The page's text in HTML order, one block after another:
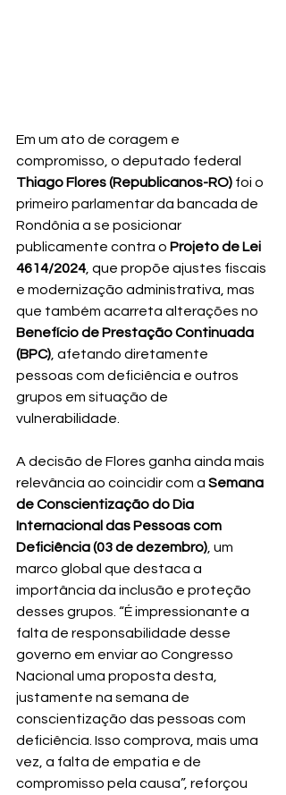
Em um ato de coragem e
compromisso, o deputado federal
Thiago Flores (Republicanos-RO) foi o
primeiro parlamentar da bancada de
Rondônia a se posicionar
publicamente contra o Projeto de Lei
4614/2024, que propõe ajustes fiscais
e modernização administrativa, mas
que também acarreta alterações no
Benefício de Prestação Continuada
(BPC), afetando diretamente
pessoas com deficiência e outros
grupos em situação de
vulnerabilidade.
A decisão de Flores ganha ainda mais
relevância ao coincidir com a Semana
de Conscientização do Dia
Internacional das Pessoas com
Deficiência (03 de dezembro), um
marco global que destaca a
importância da inclusão e proteção
desses grupos. “É impressionante a
falta de responsabilidade desse
governo em enviar ao Congresso
Nacional uma proposta desta,
justamente na semana de
conscientização das pessoas com
deficiência. Isso comprova, mais uma
vez, a falta de empatia e de
compromisso pela causa”, reforçou